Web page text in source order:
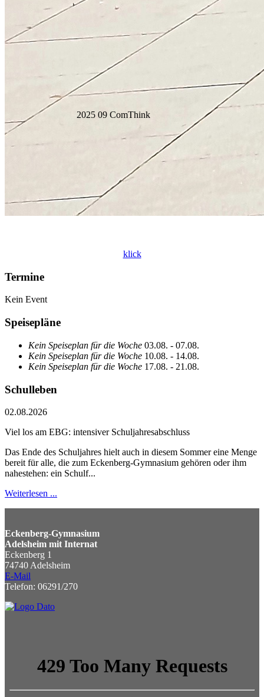
klick
Termine
Kein Event
Speisepläne
Kein Speiseplan für die Woche 03.08. - 07.08.
Kein Speiseplan für die Woche 10.08. - 14.08.
Kein Speiseplan für die Woche 17.08. - 21.08.
Schulleben
02.08.2026
Viel los am EBG: intensiver Schuljahresabschluss
Das Ende des Schuljahres hielt auch in diesem Sommer eine Menge
bereit für alle, die zum Eckenberg-Gymnasium gehören oder ihm
nahestehen: ein Schulf...
Weiterlesen ...
Eckenberg-Gymnasium
Adelsheim mit Internat
Eckenberg 1
74740 Adelsheim
E-Mail
Telefon: 06291/270